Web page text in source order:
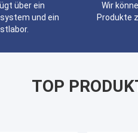
über ein
und ein
Wir
Produkte
TOP